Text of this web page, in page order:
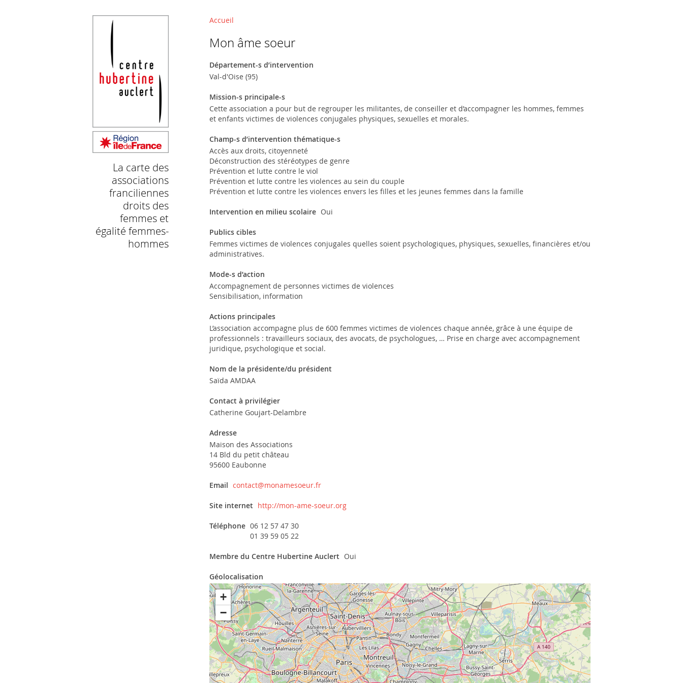
Accueil
Mon âme soeur
Département-s d’intervention
Val-d'Oise (95)
Mission-s principale-s
Cette association a pour but de regrouper les militantes, de conseiller et d’accompagner les hommes, femmes
et enfants victimes de violences conjugales physiques, sexuelles et morales.
Champ-s d’intervention thématique-s
Accès aux droits, citoyenneté
Déconstruction des stéréotypes de genre
Prévention et lutte contre le viol
Prévention et lutte contre les violences au sein du couple
Prévention et lutte contre les violences envers les filles et les jeunes femmes dans la famille
Intervention en milieu scolaire Oui
Publics cibles
Femmes victimes de violences conjugales quelles soient psychologiques, physiques, sexuelles, financières et/ou
administratives.
Mode-s d’action
Accompagnement de personnes victimes de violences
Sensibilisation, information
Actions principales
L’association accompagne plus de 600 femmes victimes de violences chaque année, grâce à une équipe de
professionnels : travailleurs sociaux, des avocats, de psychologues, … Prise en charge avec accompagnement
juridique, psychologique et social.
Nom de la présidente/du président
Saïda AMDAA
Contact à privilégier
Catherine Goujart-Delambre
Adresse
Maison des Associations
14 Bld du petit château
95600 Eaubonne
Email contact@monamesoeur.fr
Site internet http://mon-ame-soeur.org
Téléphone 06 12 57 47 30
01 39 59 05 22
Membre du Centre Hubertine Auclert Oui
Géolocalisation
+
−
La carte des
associations
franciliennes
droits des
femmes et
égalité femmes-
hommes